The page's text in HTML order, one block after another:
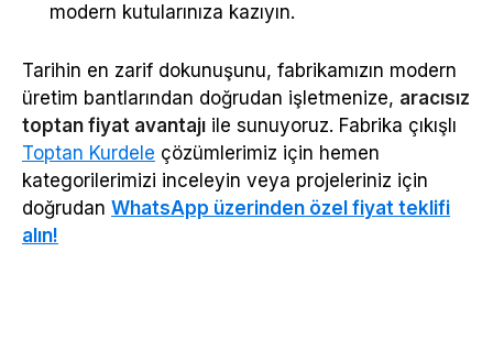
modern kutularınıza kazıyın.
Tarihin en zarif dokunuşunu, fabrikamızın modern
üretim bantlarından doğrudan işletmenize, aracısız
toptan fiyat avantajı ile sunuyoruz. Fabrika çıkışlı
Toptan Kurdele çözümlerimiz için hemen
kategorilerimizi inceleyin veya projeleriniz için
doğrudan WhatsApp üzerinden özel fiyat teklifi
alın!